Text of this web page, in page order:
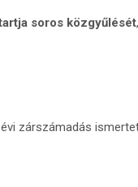
soros közgyűlését
zárszámadás